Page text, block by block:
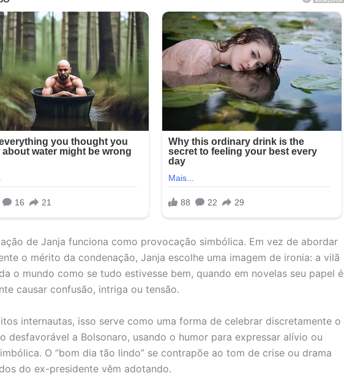
de Janja funciona como provocação simbólica. Em vez de abordar
o mérito da condenação, Janja escolhe uma imagem de ironia: a vilã
o mundo como se tudo estivesse bem, quando em novelas seu papel é
causar confusão, intriga ou tensão.
internautas, isso serve como uma forma de celebrar discretamente o
desfavorável a Bolsonaro, usando o humor para expressar alívio ou
O “bom dia tão lindo” se contrapõe ao tom de crise ou drama
do ex-presidente vêm adotando.